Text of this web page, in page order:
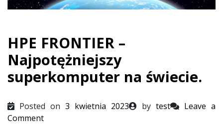
HPE FRONTIER –
Najpotężniejszy
superkomputer na świecie.
Posted on 3 kwietnia 2023 by test
Leave a
Commenton